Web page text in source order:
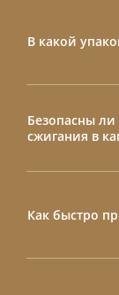
В какой
Безопасны
сжигания в
Как быстро